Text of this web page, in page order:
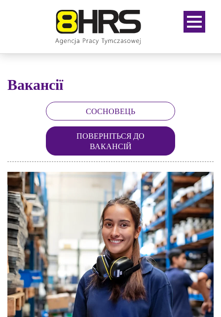
Вакансії
СОСНОВЕЦЬ
ПОВЕРНІТЬСЯ ДО
ВАКАНСІЙ